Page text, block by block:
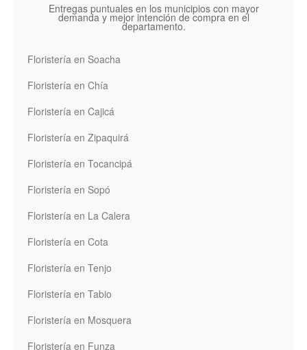
Entregas puntuales en los municipios con mayor
demanda y mejor intención de compra en el
departamento.
Floristería en Soacha
Floristería en Chía
Floristería en Cajicá
Floristería en Zipaquirá
Floristería en Tocancipá
Floristería en Sopó
Floristería en La Calera
Floristería en Cota
Floristería en Tenjo
Floristería en Tabio
Floristería en Mosquera
Floristería en Funza